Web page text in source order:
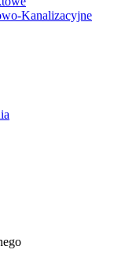
Kanalizacyjne